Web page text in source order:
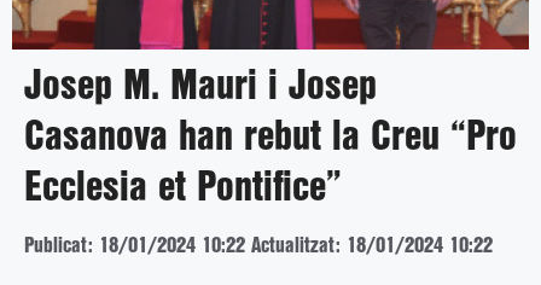
Josep M. Mauri i Josep
Casanova han rebut la Creu “Pro
Ecclesia et Pontifice”
Publicat: 18/01/2024 10:22 Actualitzat: 18/01/2024 10:22